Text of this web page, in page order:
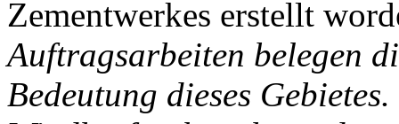
Zementwerkes erstellt
Auftragsarbeiten belegen
Bedeutung dieses